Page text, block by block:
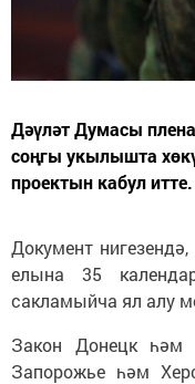
Дәүләт Думасы
соңгы укылышта
проектын кабул итте.
Документ
елына 35
сакламыйча ял алу
Закон Донецк һәм
Запорожье һәм